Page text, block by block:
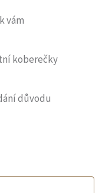
vám
koberečky
důvodu